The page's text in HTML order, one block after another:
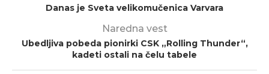
Danas je Sveta velikomučenica Varvara
Naredna vest
Ubedljiva pobeda pionirki CSK „Rolling Thunder“,
kadeti ostali na čelu tabele